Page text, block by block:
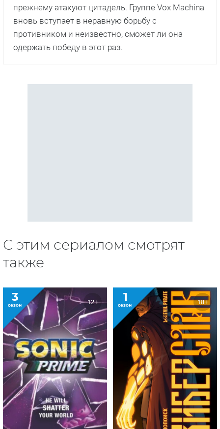
прежнему атакуют цитадель. Группе Vox Machina
вновь вступает в неравную борьбу с
противником и неизвестно, сможет ли она
одержать победу в этот раз.
С этим сериалом смотрят
также
3
сезон 12+ 1
сезон 18+